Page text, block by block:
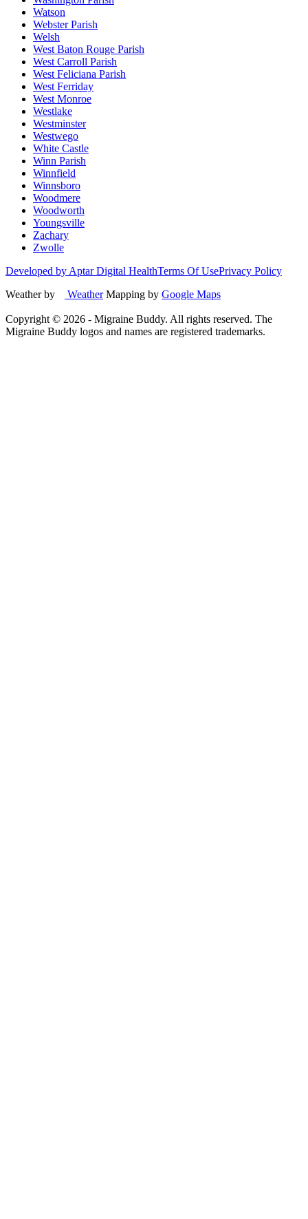
Watson
Webster Parish
Welsh
West Baton Rouge Parish
West Carroll Parish
West Feliciana Parish
West Ferriday
West Monroe
Westlake
Westminster
Westwego
White Castle
Winn Parish
Winnfield
Winnsboro
Woodmere
Woodworth
Youngsville
Zachary
Zwolle
Developed by Aptar Digital HealthTerms Of UsePrivacy Policy
Weather by
WeatherMapping by Google Maps
Copyright © 2026 - Migraine Buddy. All rights reserved. The
Migraine Buddy logos and names are registered trademarks.